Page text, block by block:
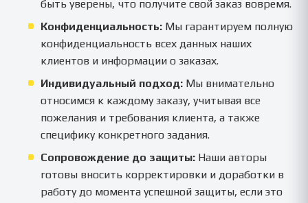
быть уверены, что получите свой заказ вовремя.
Конфиденциальность: Мы гарантируем полную
конфиденциальность всех данных наших
клиентов и информации о заказах.
Индивидуальный подход: Мы внимательно
относимся к каждому заказу, учитывая все
пожелания и требования клиента, а также
специфику конкретного задания.
Сопровождение до защиты: Наши авторы
готовы вносить корректировки и доработки в
работу до момента успешной защиты, если это